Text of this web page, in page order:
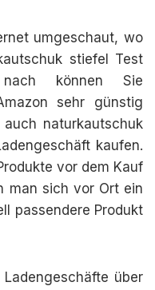
umgeschaut, wo
stiefel Test
können Sie
sehr günstig
naturkautschuk
kaufen.
vor dem Kauf
man sich vor Ort ein
passendere Produkt
über